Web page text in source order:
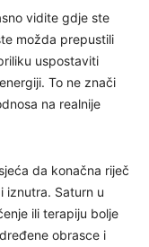
vidite gdje ste
možda prepustili
uspostaviti
To ne znači
na realnije
da konačna riječ
iznutra. Saturn u
ili terapiju bolje
obrasce i